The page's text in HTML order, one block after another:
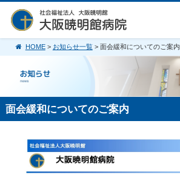
HOME> お知らせ一覧> 面会緩和についてのご案内
面会緩和についてのご案内